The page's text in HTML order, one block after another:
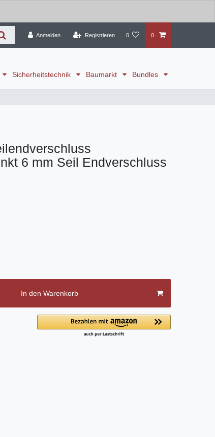
Anmelden Registrieren 0 0
Sicherheitstechnik Baumarkt Bundles
6 mm Seil Endverschluss
In den Warenkorb